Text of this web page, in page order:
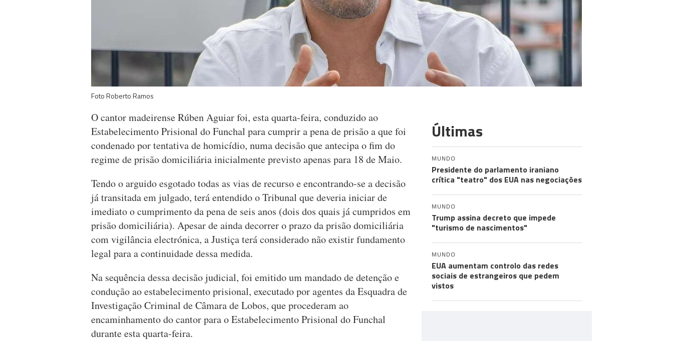
Foto Roberto Ramos
O cantor madeirense Rúben Aguiar foi, esta quarta-feira, conduzido ao
Estabelecimento Prisional do Funchal para cumprir a pena de prisão a que foi
condenado por tentativa de homicídio, numa decisão que antecipa o fim do
regime de prisão domiciliária inicialmente previsto apenas para 18 de Maio.
Tendo o arguido esgotado todas as vias de recurso e encontrando-se a decisão
já transitada em julgado, terá entendido o Tribunal que deveria iniciar de
imediato o cumprimento da pena de seis anos (dois dos quais já cumpridos em
prisão domiciliária). Apesar de ainda decorrer o prazo da prisão domiciliária
com vigilância electrónica, a Justiça terá considerado não existir fundamento
legal para a continuidade dessa medida.
Na sequência dessa decisão judicial, foi emitido um mandado de detenção e
condução ao estabelecimento prisional, executado por agentes da Esquadra de
Investigação Criminal de Câmara de Lobos, que procederam ao
encaminhamento do cantor para o Estabelecimento Prisional do Funchal
durante esta quarta-feira.
Últimas
MUNDO
Presidente do parlamento iraniano
crítica "teatro" dos EUA nas negociações
MUNDO
Trump assina decreto que impede
"turismo de nascimentos"
MUNDO
EUA aumentam controlo das redes
sociais de estrangeiros que pedem
vistos